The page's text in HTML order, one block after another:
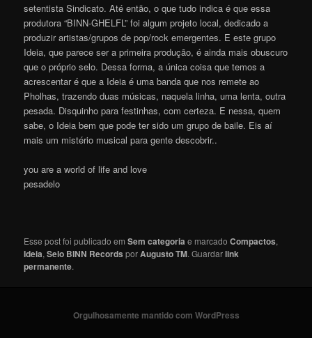
setentista Sindicato. Até então, o que tudo indica é que essa
produtora “BINN-GHELFL” foi algum projeto local, dedicado a
produzir artistas/grupos de pop/rock emergentes. E este grupo
Ideia, que parece ser a primeira produção, é ainda mais obuscuro
que o próprio selo. Dessa forma, a única coisa que temos a
acrescentar é que a Ideia é uma banda que nos remete ao
Pholhas, trazendo duas músicas, naquela linha, uma lenta, outra
pesada. Disquinho para festinhas, com certeza. E nessa, quem
sabe, o Ideia bem que pode ter sido um grupo de baile. Eis aí
mais um mistério musical para gente descobrir..
you are a world of life and love
pesadelo
Esse post foi publicado emSem categoria e marcadoCompactos,
Ideia,Selo BINN Records porAugusto TM. Guardarlink
permanente.
Orgulhosamente mantido com WordPress